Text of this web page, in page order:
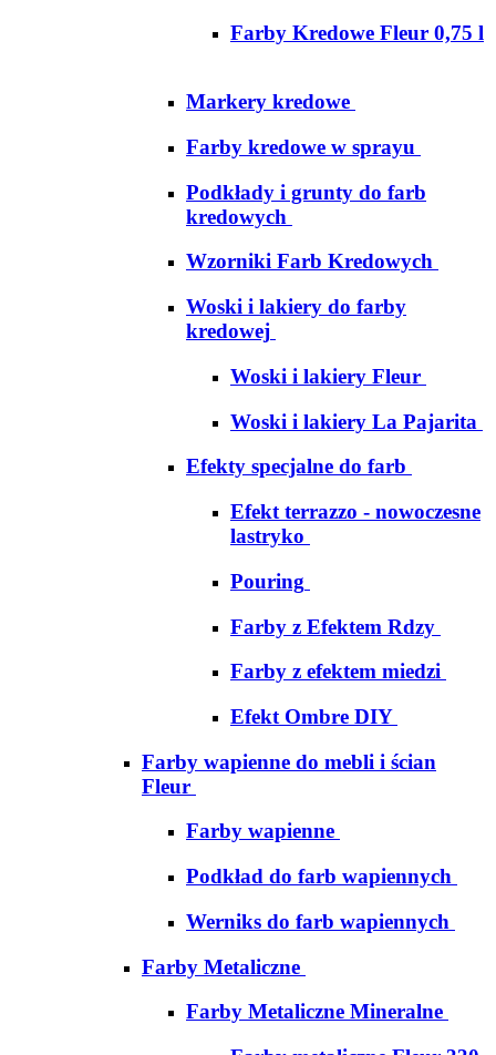
Farby Kredowe Fleur 0,75 l
Markery kredowe
Farby kredowe w sprayu
Podkłady i grunty do farb
kredowych
Wzorniki Farb Kredowych
Woski i lakiery do farby
kredowej
Woski i lakiery Fleur
Woski i lakiery La Pajarita
Efekty specjalne do farb
Efekt terrazzo - nowoczesne
lastryko
Pouring
Farby z Efektem Rdzy
Farby z efektem miedzi
Efekt Ombre DIY
Farby wapienne do mebli i ścian
Fleur
Farby wapienne
Podkład do farb wapiennych
Werniks do farb wapiennych
Farby Metaliczne
Farby Metaliczne Mineralne